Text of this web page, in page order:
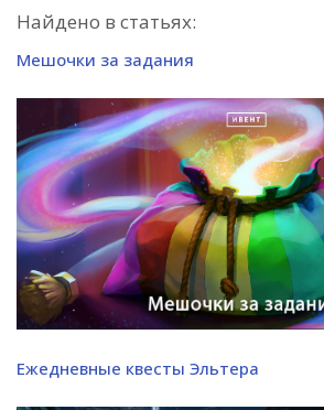
Найдено в статьях:
Мешочки за задания
Ежедневные квесты Эльтера